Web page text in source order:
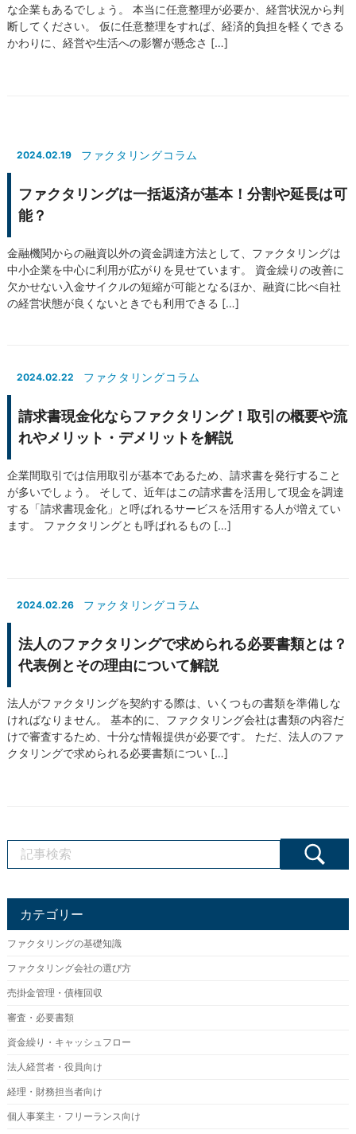
な企業もあるでしょう。 本当に任意整理が必要か、経営状況から判
断してください。 仮に任意整理をすれば、経済的負担を軽くできる
かわりに、経営や生活への影響が懸念さ […]
2024.02.19 ファクタリングコラム
ファクタリングは一括返済が基本！分割や延長は可
能？
金融機関からの融資以外の資金調達方法として、ファクタリングは
中小企業を中心に利用が広がりを見せています。 資金繰りの改善に
欠かせない入金サイクルの短縮が可能となるほか、融資に比べ自社
の経営状態が良くないときでも利用できる […]
2024.02.22 ファクタリングコラム
請求書現金化ならファクタリング！取引の概要や流
れやメリット・デメリットを解説
企業間取引では信用取引が基本であるため、請求書を発行すること
が多いでしょう。 そして、近年はこの請求書を活用して現金を調達
する「請求書現金化」と呼ばれるサービスを活用する人が増えてい
ます。 ファクタリングとも呼ばれるもの […]
2024.02.26 ファクタリングコラム
法人のファクタリングで求められる必要書類とは？
代表例とその理由について解説
法人がファクタリングを契約する際は、いくつもの書類を準備しな
ければなりません。 基本的に、ファクタリング会社は書類の内容だ
けで審査するため、十分な情報提供が必要です。 ただ、法人のファ
クタリングで求められる必要書類につい […]
カテゴリー
ファクタリングの基礎知識
ファクタリング会社の選び方
売掛金管理・債権回収
審査・必要書類
資金繰り・キャッシュフロー
法人経営者・役員向け
経理・財務担当者向け
個人事業主・フリーランス向け